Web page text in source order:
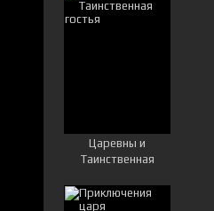
Царевны и
Таинственная